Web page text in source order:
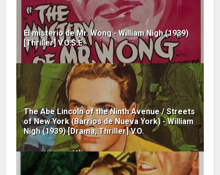
El misterio de Mr. Wong - William Nigh (1939)
[Thriller] V.O.S.E.
The Abe Lincoln of the Ninth Avenue / Streets
of New York (Barrios de Nueva York) - William
Nigh (1939) [Drama, Thriller] V.O.